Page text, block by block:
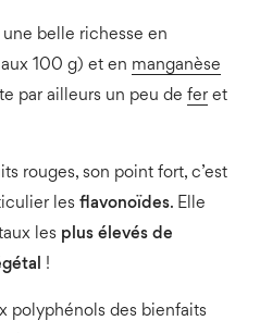
une belle richesse en
100 g) et en manganèse
par ailleurs un peu de feret
rouges, son point fort, c’est
les flavonoïdes. Elle
lesplus élevés de
!
polyphénols des bienfaits